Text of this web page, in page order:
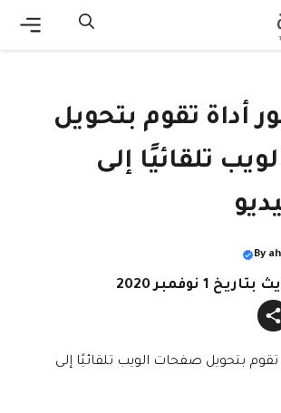
أداة تقوم بتحويل
تلقائيًا إلى
By
1 نوفمبر 2020